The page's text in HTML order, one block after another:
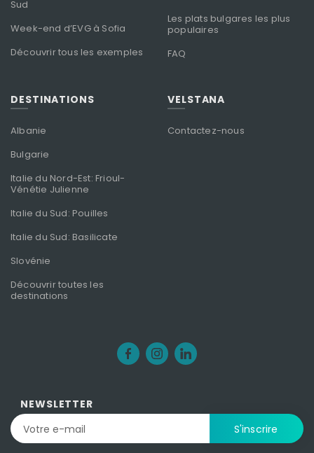
Sud
Week-end d’EVG à Sofia
Découvrir tous les exemples
Les plats bulgares les plus
populaires
FAQ
DESTINATIONS
Albanie
Bulgarie
Italie du Nord-Est: Frioul-
Vénétie Julienne
Italie du Sud: Pouilles
Italie du Sud: Basilicate
Slovénie
Découvrir toutes les
destinations
VELSTANA
Contactez-nous
NEWSLETTER